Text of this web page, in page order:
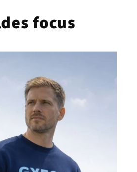
focus